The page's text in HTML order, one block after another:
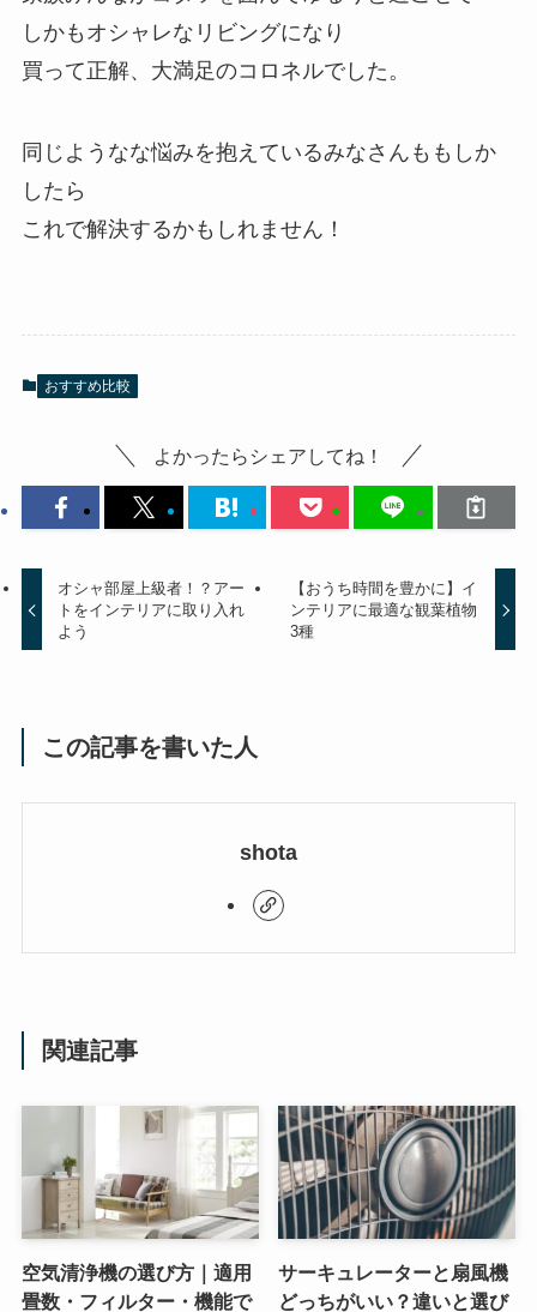
しかもオシャレなリビングになり
買って正解、大満足のコロネルでした。
同じようなな悩みを抱えているみなさんももしか
したら
これで解決するかもしれません！
おすすめ比較
よかったらシェアしてね！
オシャ部屋上級者！？アー
トをインテリアに取り入れ
よう
【おうち時間を豊かに】イ
ンテリアに最適な観葉植物
3種
この記事を書いた人
shota
関連記事
空気清浄機の選び方｜適用
畳数・フィルター・機能で
サーキュレーターと扇風機
どっちがいい？違いと選び